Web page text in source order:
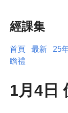
經課集
首頁 最新 25
瞻禮
1月4日